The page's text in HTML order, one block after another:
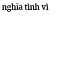
nghĩa tình vì